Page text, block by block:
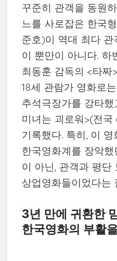
꾸준히 관객을 동원
느를 사로잡은 한국
준호)이 역대 최다 관
이 뿐만이 아니다. 하
최동훈 감독의 <타
18세 관람가 영화로
추석극장가를 강타
미녀는 괴로워>(전
기록했다. 특히, 이
한국영화계를 장악
이 아닌, 관객과 평단
상업영화들이었다는
3년 만에 귀환한
한국영화의 부활